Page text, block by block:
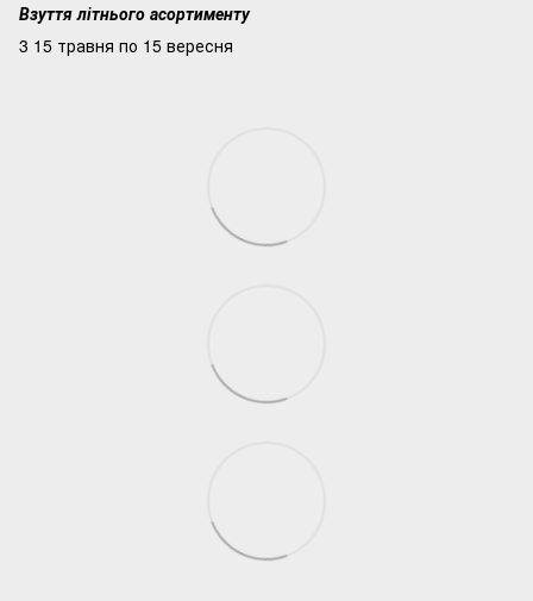
Взуття літнього асортименту
3 15 травня по 15 вересня